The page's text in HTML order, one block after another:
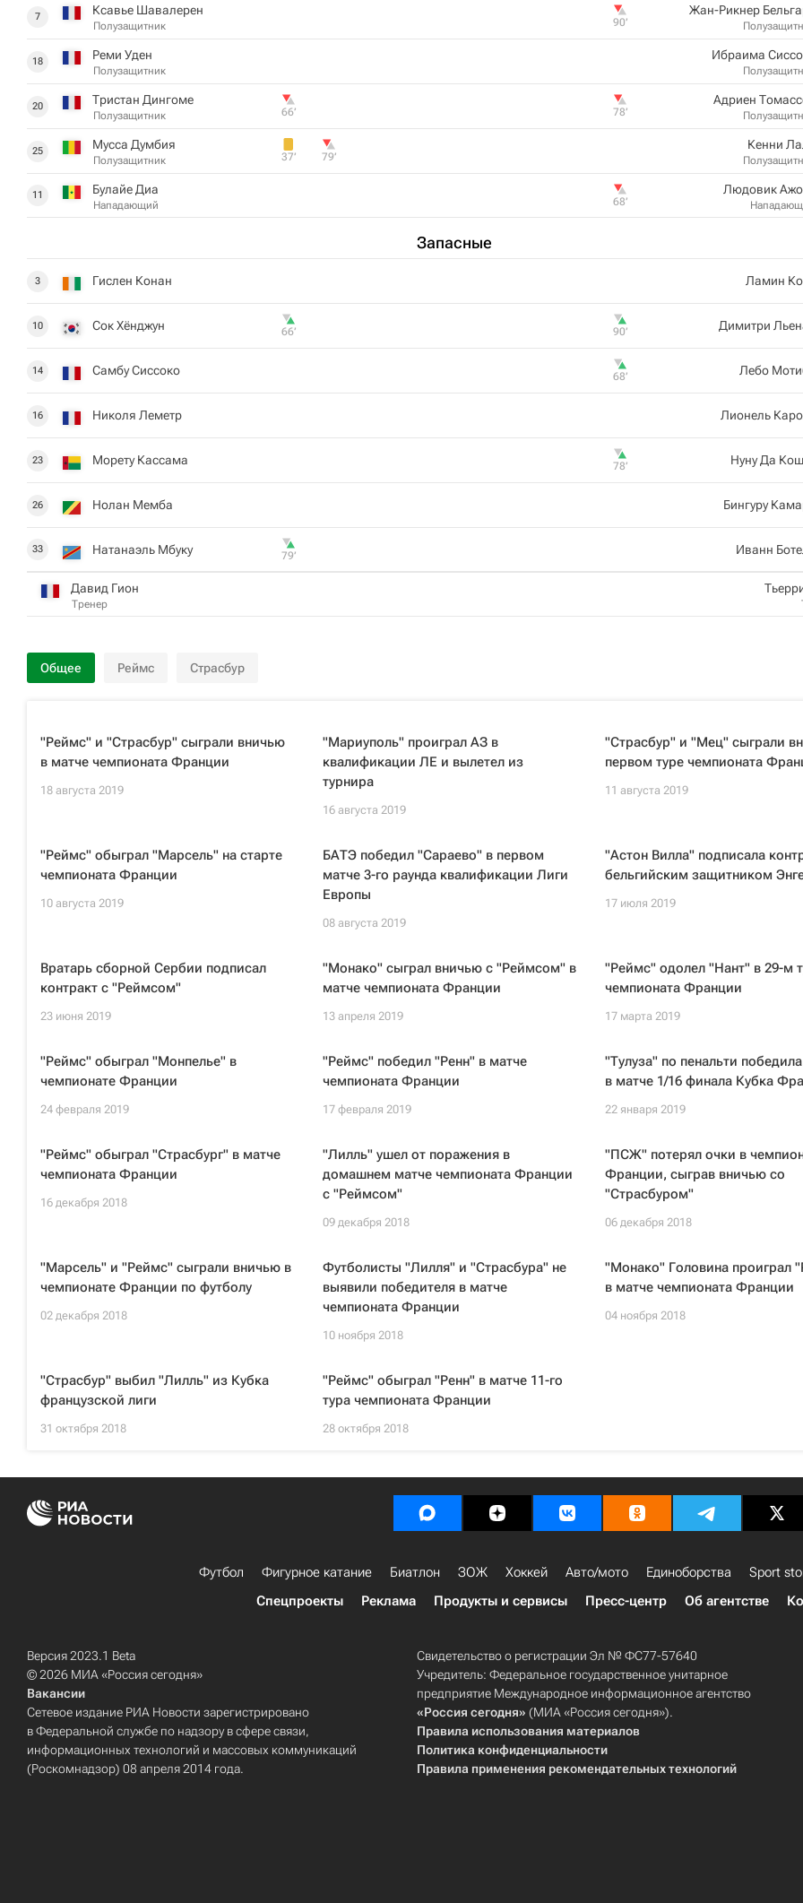
7 Ксавье Шавалерен
Полузащитник
18 Реми Уден
Полузащитник
20 Тристан Дингоме
Полузащитник 66‎’‎
25 Мусса Думбия
Полузащитник 37‎’‎ 79‎’‎
11 Булайе Диа
Нападающий
Запасные
3 Гислен Конан
10 Сок Хёнджун 66‎’‎
14 Самбу Сиссоко
16 Николя Леметр
23 Морету Кассама
26 Нолан Мемба
33 Натанаэль Мбуку 79‎’‎
Давид Гион
Тренер
Жан-Рикнер
90‎’‎
Ибраима
Адриен
78‎’‎
Кенни
Людовик
68‎’‎
Ламин
Димитри
90‎’‎
Лебо
68‎’‎
Лионель
Нуну Да
78‎’‎
Бингуру
Иванн
Общее Реймс Страсбур
"Реймс" и "Страсбур" сыграли вничью
в матче чемпионата Франции
18 августа 2019
"Мариуполь" проиграл АЗ в
квалификации ЛЕ и вылетел из
турнира
16 августа 2019
"Страсбур" и "Мец" сыграли
первом туре чемпионата
11 августа 2019
"Реймс" обыграл "Марсель" на старте
чемпионата Франции
10 августа 2019
БАТЭ победил "Сараево" в первом
матче 3-го раунда квалификации Лиги
Европы
08 августа 2019
"Астон Вилла" подписала
бельгийским защитником
17 июля 2019
Вратарь сборной Сербии подписал
контракт с "Реймсом"
23 июня 2019
"Монако" сыграл вничью с "Реймсом" в
матче чемпионата Франции
13 апреля 2019
"Реймс" одолел "Нант" в 29-м
чемпионата Франции
17 марта 2019
"Реймс" обыграл "Монпелье" в
чемпионате Франции
24 февраля 2019
"Реймс" победил "Ренн" в матче
чемпионата Франции
17 февраля 2019
"Тулуза" по пенальти
в матче 1/16 финала Кубка
22 января 2019
"Реймс" обыграл "Страсбург" в матче
чемпионата Франции
16 декабря 2018
"Лилль" ушел от поражения в
домашнем матче чемпионата Франции
с "Реймсом"
09 декабря 2018
"ПСЖ" потерял очки в
Франции, сыграв вничью со
"Страсбуром"
06 декабря 2018
"Марсель" и "Реймс" сыграли вничью в
чемпионате Франции по футболу
02 декабря 2018
Футболисты "Лилля" и "Страсбура" не
выявили победителя в матче
чемпионата Франции
10 ноября 2018
"Монако" Головина проиграл
в матче чемпионата Франции
04 ноября 2018
"Страсбур" выбил "Лилль" из Кубка
французской лиги
31 октября 2018
"Реймс" обыграл "Ренн" в матче 11-го
тура чемпионата Франции
28 октября 2018
Футбол Фигурное катание Биатлон ЗОЖ Хоккей Авто/мото Единоборства Sport
Спецпроекты
Реклама Продукты и сервисы Пресс-центр Об агентстве
Версия 2023.1 Beta
© 2026 МИА «Россия сегодня»
Вакансии
Сетевое издание РИА Новости зарегистрировано
в Федеральной службе по надзору в сфере связи,
информационных технологий и массовых коммуникаций
(Роскомнадзор) 08 апреля 2014 года.
Свидетельство о регистрации Эл № ФС77-57640
Учредитель: Федеральное государственное унитарное
предприятие Международное информационное агентство
«Россия сегодня» (МИА «Россия сегодня»).
Правила использования материалов
Политика конфиденциальности
Правила применения рекомендательных технологий